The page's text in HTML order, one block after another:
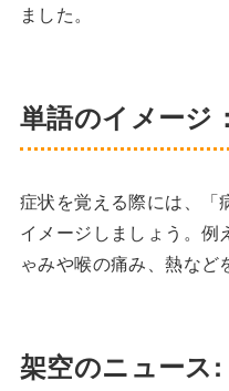
ました。
単語のイメージ
症状を覚える際には、「
イメージしましょう。例
ゃみや喉の痛み、熱など
架空のニュース: